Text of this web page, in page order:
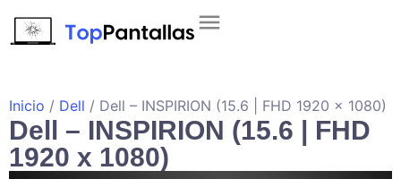
Inicio / Dell / Dell – INSPIRION (15.6 | FHD 1920 x 1080)
Dell – INSPIRION (15.6 | FHD
1920 x 1080)